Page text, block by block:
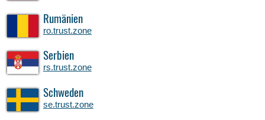
Rumänien
ro.trust.zone
Serbien
rs.trust.zone
Schweden
se.trust.zone